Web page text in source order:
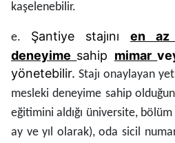
kaşelenebilir.
e. Şantiye stajını en az
deneyime sahip mimar
yönetebilir. Stajı onaylayan
mesleki deneyime sahip
eğitimini aldığı üniversite,
ay ve yıl olarak), oda sicil